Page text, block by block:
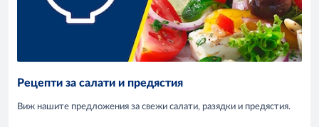
Рецепти за салати и предястия
Виж нашите предложения за свежи салати, разядки и предястия.